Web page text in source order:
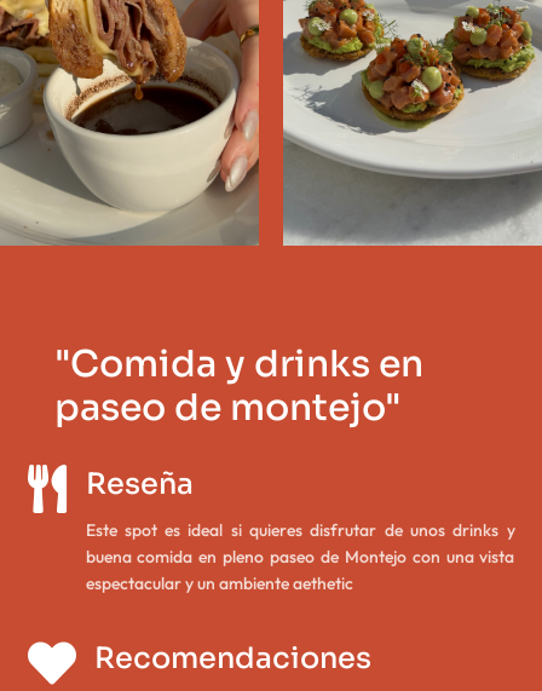
"Comida y drinks en
paseo de montejo"
 Reseña
Este spot es ideal si quieres disfrutar de unos drinks y
buena comida en pleno paseo de Montejo con una vista
espectacular y un ambiente aethetic
 Recomendaciones